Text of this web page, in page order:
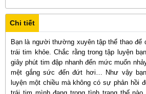
Chi tiết
Bạn là người thường xuyên tập thể thao để
trái tim khỏe. Chắc rằng trong tập luyện
giây phút tim đập nhanh đến mức muốn
mệt gắng sức đến đứt hơi… Như vậy
luyện một chiều mà không có sự phản hồi